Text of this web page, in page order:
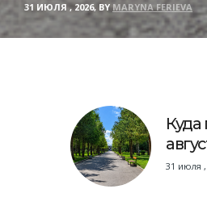
31 ИЮЛЯ , 2026, BYMARYNA FERIEVA
Куда
31 июля ,